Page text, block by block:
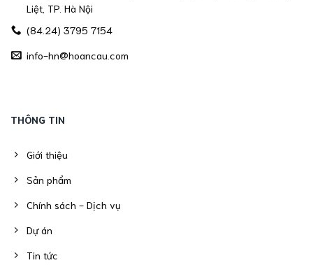
Liệt, TP. Hà Nội
(84.24) 3795 7154
info-hn@hoancau.com
THÔNG TIN
Giới thiệu
Sản phẩm
Chính sách - Dịch vụ
Dự án
Tin tức